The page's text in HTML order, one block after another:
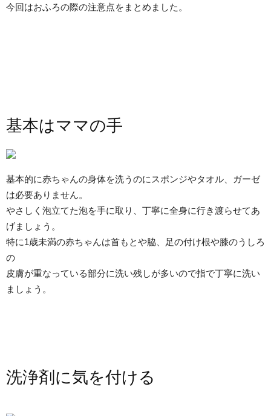
今回はおふろの際の注意点をまとめました。
基本はママの手
基本的に赤ちゃんの身体を洗うのにスポンジやタオル、ガーゼ
は必要ありません。
やさしく泡立てた泡を手に取り、丁寧に全身に行き渡らせてあ
げましょう。
特に1歳未満の赤ちゃんは首もとや脇、足の付け根や膝のうしろ
の
皮膚が重なっている部分に洗い残しが多いので指で丁寧に洗い
ましょう。
洗浄剤に気を付ける